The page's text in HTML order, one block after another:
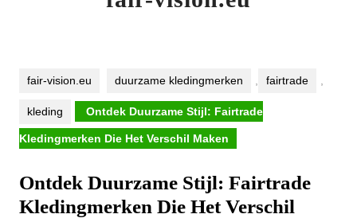
fair-vision.eu duurzame kledingmerken fairtrade
kleding Ontdek Duurzame Stijl: Fairtrade
Kledingmerken Die Het Verschil Maken
Ontdek Duurzame Stijl: Fairtrade
Kledingmerken Die Het Verschil